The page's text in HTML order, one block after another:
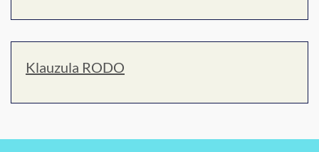
Klauzula RODO